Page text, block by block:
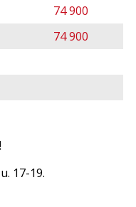
74 900
74 900
17-19.